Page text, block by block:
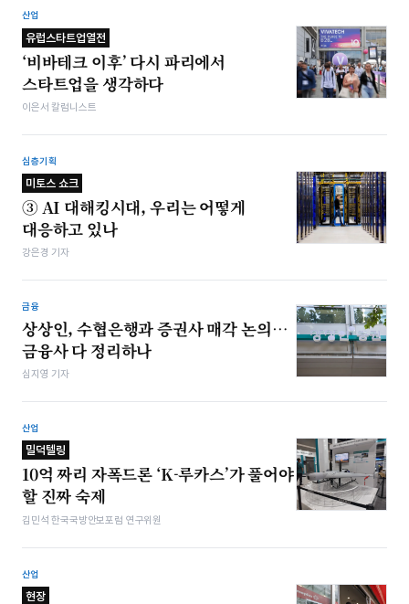
산업
유럽스타트업열전
‘비바테크 이후’ 다시 파리에서
스타트업을 생각하다
이은서 칼럼니스트
심층기획
미토스 쇼크
③ AI 대해킹시대, 우리는 어떻게
대응하고 있나
강은경 기자
금융
상상인, 수협은행과 증권사 매각 논의…
금융사 다 정리하나
심지영 기자
산업
밀덕텔링
10억 짜리 자폭드론 ‘K-루카스’가 풀어야
할 진짜 숙제
김민석 한국국방안보포럼 연구위원
산업
현장